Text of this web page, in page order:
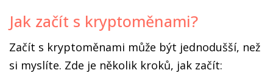
Jak začít s kryptoměnami?
Začít s kryptoměnami může být jednodušší, než
si myslíte. Zde je několik kroků, jak začít: